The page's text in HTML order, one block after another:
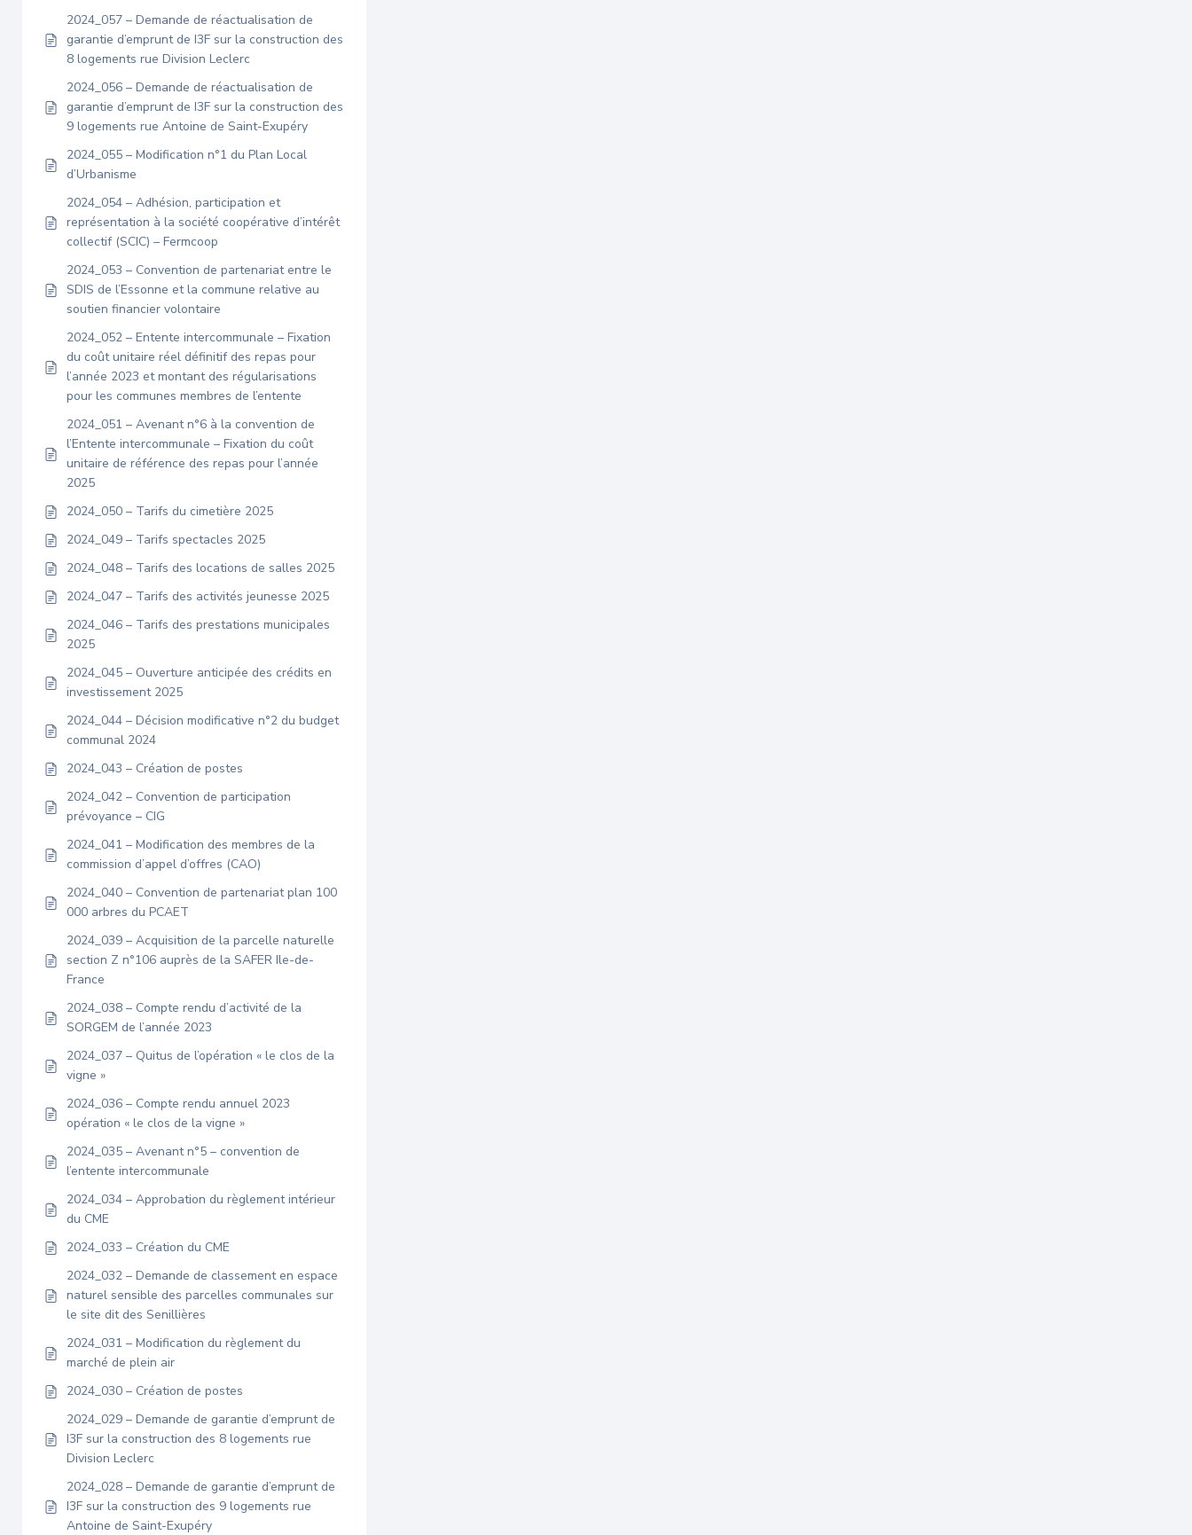
2024_057 – Demande de réactualisation de
garantie d’emprunt de I3F sur la construction des
8 logements rue Division Leclerc
2024_056 – Demande de réactualisation de
garantie d’emprunt de I3F sur la construction des
9 logements rue Antoine de Saint-Exupéry
2024_055 – Modification n°1 du Plan Local
d’Urbanisme
2024_054 – Adhésion, participation et
représentation à la société coopérative d’intérêt
collectif (SCIC) – Fermcoop
2024_053 – Convention de partenariat entre le
SDIS de l’Essonne et la commune relative au
soutien financier volontaire
2024_052 – Entente intercommunale – Fixation
du coût unitaire réel définitif des repas pour
l’année 2023 et montant des régularisations
pour les communes membres de l’entente
2024_051 – Avenant n°6 à la convention de
l’Entente intercommunale – Fixation du coût
unitaire de référence des repas pour l’année
2025
2024_050 – Tarifs du cimetière 2025
2024_049 – Tarifs spectacles 2025
2024_048 – Tarifs des locations de salles 2025
2024_047 – Tarifs des activités jeunesse 2025
2024_046 – Tarifs des prestations municipales
2025
2024_045 – Ouverture anticipée des crédits en
investissement 2025
2024_044 – Décision modificative n°2 du budget
communal 2024
2024_043 – Création de postes
2024_042 – Convention de participation
prévoyance – CIG
2024_041 – Modification des membres de la
commission d’appel d’offres (CAO)
2024_040 – Convention de partenariat plan 100
000 arbres du PCAET
2024_039 – Acquisition de la parcelle naturelle
section Z n°106 auprès de la SAFER Ile-de-
France
2024_038 – Compte rendu d’activité de la
SORGEM de l’année 2023
2024_037 – Quitus de l’opération « le clos de la
vigne »
2024_036 – Compte rendu annuel 2023
opération « le clos de la vigne »
2024_035 – Avenant n°5 – convention de
l’entente intercommunale
2024_034 – Approbation du règlement intérieur
du CME
2024_033 – Création du CME
2024_032 – Demande de classement en espace
naturel sensible des parcelles communales sur
le site dit des Senillières
2024_031 – Modification du règlement du
marché de plein air
2024_030 – Création de postes
2024_029 – Demande de garantie d’emprunt de
I3F sur la construction des 8 logements rue
Division Leclerc
2024_028 – Demande de garantie d’emprunt de
I3F sur la construction des 9 logements rue
Antoine de Saint-Exupéry